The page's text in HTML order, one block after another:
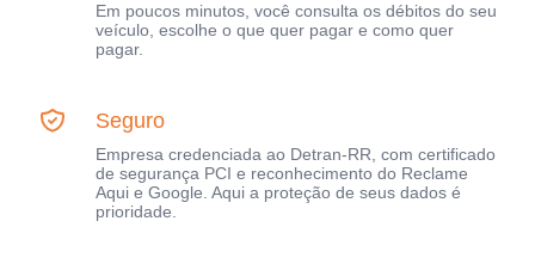
Em poucos minutos, você consulta os débitos do seu
veículo, escolhe o que quer pagar e como quer
pagar.
Seguro
Empresa credenciada ao Detran-RR, com certificado
de segurança PCI e reconhecimento do Reclame
Aqui e Google. Aqui a proteção de seus dados é
prioridade.